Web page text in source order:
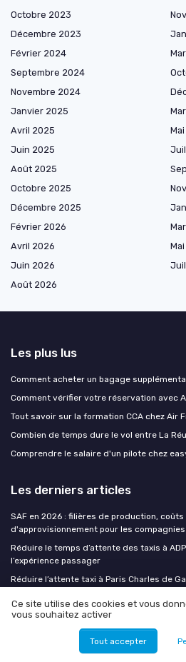
Octobre 2023
Décembre 2023
Février 2024
Septembre 2024
Novembre 2024
Janvier 2025
Avril 2025
Juin 2025
Août 2025
Octobre 2025
Décembre 2025
Février 2026
Avril 2026
Juin 2026
Août 2026
Les plus lus
Comment acheter un bagage
Comment vérifier votre réservation avec
Tout savoir sur la formation CCA chez Air
Combien de temps dure le vol entre La
Comprendre le salaire d'un pilote chez
Les derniers articles
SAF en 2026 : filières de production,
d'approvisionnement pour les compagnies
Réduire le temps d’attente des taxis à
l’expérience passager
Réduire l’attente taxi à Paris Charles de
Réduire l’attente taxi à Paris CDG : un
Recrutement massif de PNC en Europe :
changent dans leurs processus de
Ce site utilise des cookies et vous
vous souhaitez activer
Tout accepter